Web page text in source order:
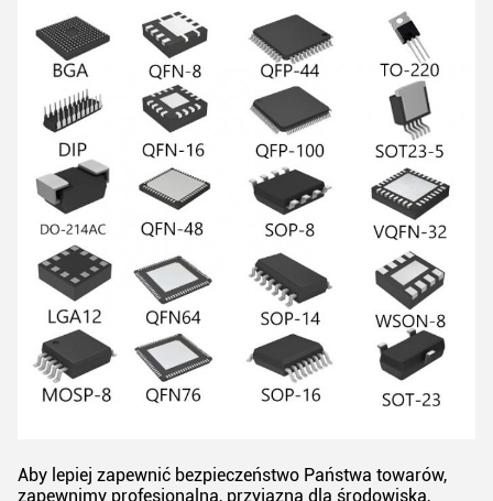
Aby lepiej zapewnić bezpieczeństwo Państwa towarów,
zapewnimy profesjonalną, przyjazną dla środowiska,